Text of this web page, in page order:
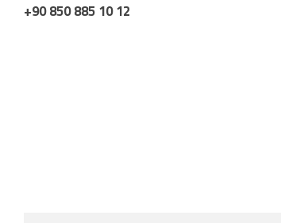
+90 850 885 10 12